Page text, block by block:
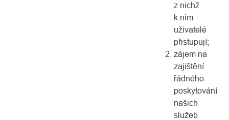
z nichž
k nim
uživatelé
přistupují;
zájem na
zajištění
řádného
poskytování
našich
služeb